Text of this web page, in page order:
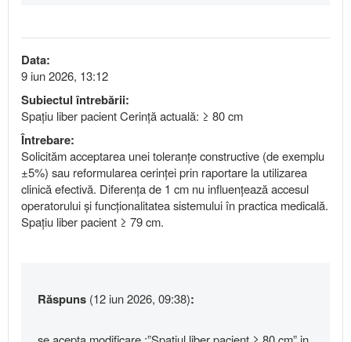
Data:
9 iun 2026, 13:12
Subiectul întrebării:
Spațiu liber pacient Cerință actuală: ≥ 80 cm
Întrebare:
Solicităm acceptarea unei toleranțe constructive (de exemplu
±5%) sau reformularea cerinței prin raportare la utilizarea
clinică efectivă. Diferența de 1 cm nu influențează accesul
operatorului și funcționalitatea sistemului în practica medicală.
Spațiu liber pacient ≥ 79 cm.
Răspuns (12 iun 2026, 09:38):